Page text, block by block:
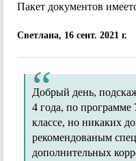
Пакет документов
Светлана, 16 сент. 2021 г.
Добрый день,
4 года, по программе
классе, но никаких
рекомендованым
дополнительных